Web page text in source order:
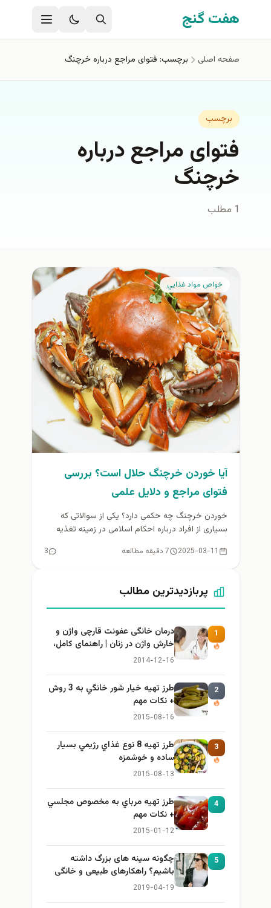
رفتن به محتوای اصلی
هفت گنج
صفحه اصلی برچسب: فتوای مراجع درباره خرچنگ
برچسب
فتوای مراجع درباره
خرچنگ
1 مطلب
خواص مواد غذايي
آیا خوردن خرچنگ حلال است؟ بررسی
فتوای مراجع و دلایل علمی
خوردن خرچنگ چه حکمی دارد؟ یکی از سوالاتی که
بسیاری از افراد درباره احکام اسلامی در زمینه تغذیه
2025-03-11 7 دقیقه مطالعه 3
پربازدیدترین مطالب
1
درمان خانگی عفونت قارچی واژن و
خارش واژن در زنان | راهنمای کامل،
ایمن و کاربردی
2014-12-16
2
طرز تهيه خیار شور خانگي به 3 روش
+ نكات مهم
2015-08-16
3
طرز تهيه 8 نوع غذاي رژيمي بسيار
ساده و خوشمزه
2015-08-13
4
طرز تهيه مرباي به مخصوص مجلسي
+ نكات مهم
2015-01-12
5
چگونه سینه های بزرگ داشته
باشیم؟ راهکارهای طبیعی و خانگی
برای بزرگ کردن سینه
2019-04-19